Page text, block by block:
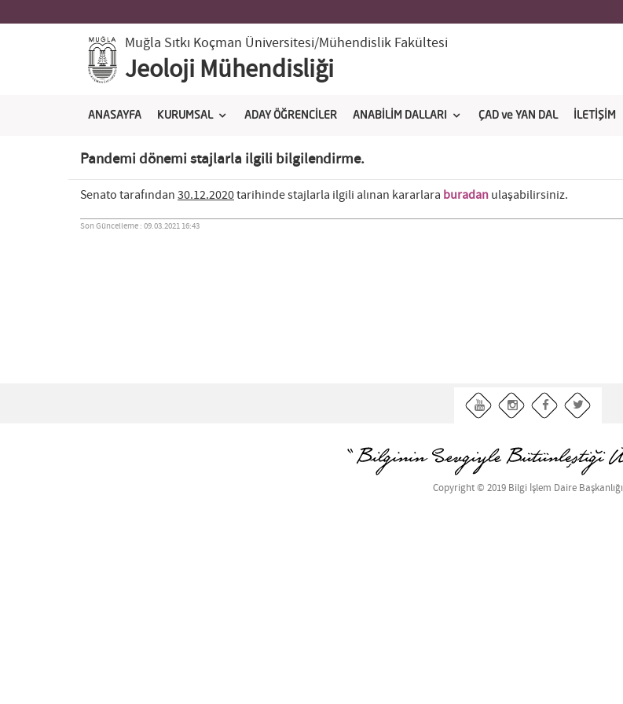
Muğla Sıtkı Koçman Üniversitesi/Mühendislik Fakültesi
Jeoloji Mühendisliği
ANASAYFA KURUMSAL ADAY ÖĞRENCİLER ANABİLİM DALLARI ÇAD ve YAN DAL İLETİŞİM
Pandemi dönemi stajlarla ilgili bilgilendirme.
Senato tarafından30.12.2020tarihinde stajlarla ilgili alınan kararlara buradanulaşabilirsiniz.
Son Güncelleme : 09.03.2021 16:43
Copyright © 2019 Bilgi İşlem Daire Başkanlığı